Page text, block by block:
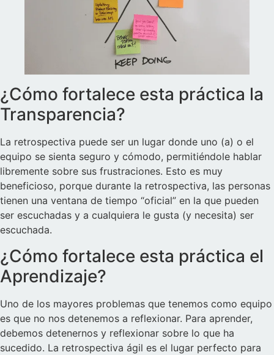
¿Cómo fortalece esta práctica la
Transparencia?
La retrospectiva puede ser un lugar donde uno (a) o el
equipo se sienta seguro y cómodo, permitiéndole hablar
libremente sobre sus frustraciones. Esto es muy
beneficioso, porque durante la retrospectiva, las personas
tienen una ventana de tiempo “oficial” en la que pueden
ser escuchadas y a cualquiera le gusta (y necesita) ser
escuchada.
¿Cómo fortalece esta práctica el
Aprendizaje?
Uno de los mayores problemas que tenemos como equipo
es que no nos detenemos a reflexionar. Para aprender,
debemos detenernos y reflexionar sobre lo que ha
sucedido. La retrospectiva ágil es el lugar perfecto para